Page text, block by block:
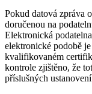
Pokud datová zpráva
doručenou na
Elektronická
elektronické podobě
kvalifikovaném
kontrole zjištěno, že
příslušných